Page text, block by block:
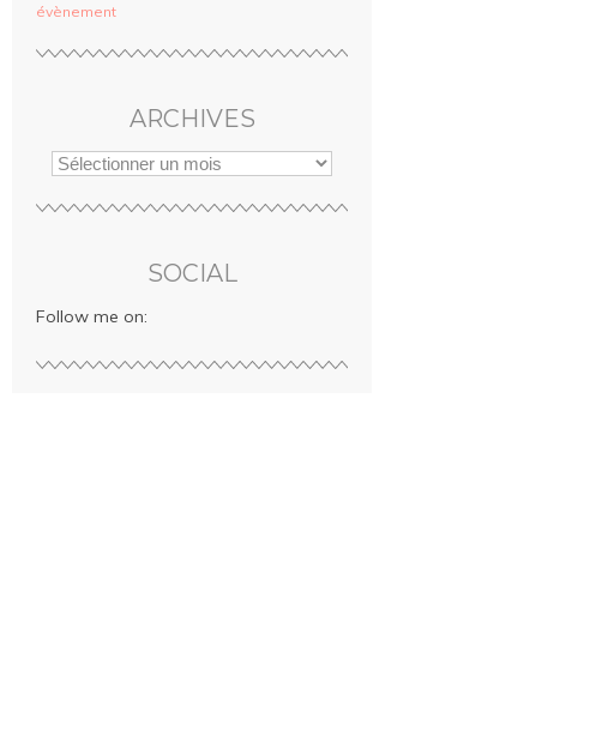
évènement
ARCHIVES
SOCIAL
Follow me on: